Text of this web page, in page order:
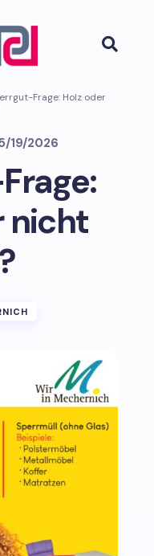

Frage: Holz oder
19/2026
nicht